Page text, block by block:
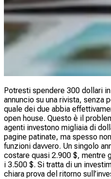
Potresti spendere 300 dollari
annuncio su una rivista, senza
quale dei due abbia
open house. Questo è il
agenti investono migliaia di
pagine patinate, ma spesso
funzioni davvero. Un singolo
costare quasi 2.900 $, mentre
i 3.500 $. Si tratta di un
chiara prova del ritorno